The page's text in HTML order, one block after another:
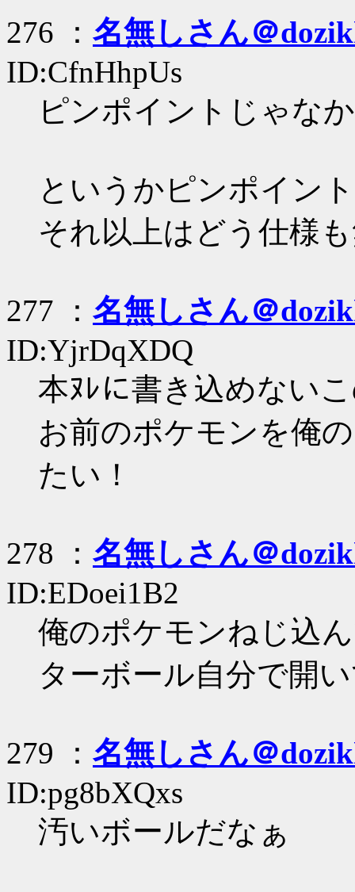
276 ： 名無しさん＠
ID:CfnHhpUs
ピンポイントじゃな
というかピンポイン
それ以上はどう仕様
277 ： 名無しさん＠
ID:YjrDqXDQ
本ﾇﾚに書き込めない
お前のポケモンを俺
たい！
278 ： 名無しさん＠
ID:EDoei1B2
俺のポケモンねじ込
ターボール自分で開
279 ： 名無しさん＠
ID:pg8bXQxs
汚いボールだなぁ